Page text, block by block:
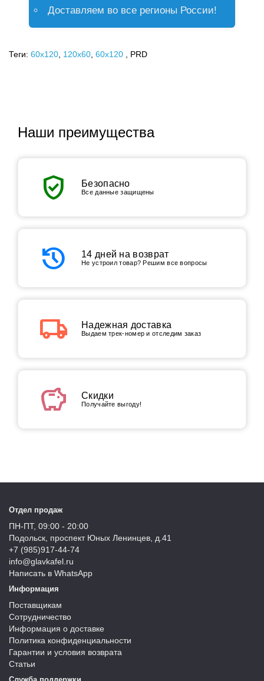
Доставляем во все регионы России!
Теги: 60x120 120х60 60х120 , PRD
Наши преимущества
verified_user Безопасно
Все данные защищены
history 14 дней на возврат
Не устроил товар? Решим все вопросы
local_shipping Надежная доставка
Выдаем трек-номер и отследим заказ
savings Скидки
Получайте выгоду!
Отдел продаж
ПН-ПТ, 09:00 - 20:00
Подольск, проспект Юных Ленинцев, д.41
+7 (985)917-44-74
info@glavkafel.ru
Написать в WhatsApp
Информация
Поставщикам
Сотрудничество
Информация о доставке
Политика конфиденциальности
Гарантии и условия возврата
Статьи
Служба поддержки